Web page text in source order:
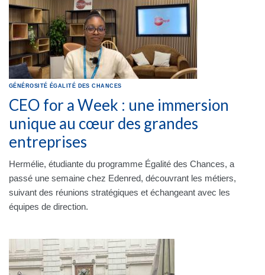
GÉNÉROSITÉ ÉGALITÉ DES CHANCES
CEO for a Week : une immersion
unique au cœur des grandes
entreprises
Hermélie, étudiante du programme Égalité des Chances, a
passé une semaine chez Edenred, découvrant les métiers,
suivant des réunions stratégiques et échangeant avec les
équipes de direction.